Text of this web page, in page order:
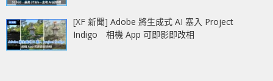
[XF 新聞] Adobe 將生成式 AI 塞入 Project
Indigo 相機 App 可即影即改相